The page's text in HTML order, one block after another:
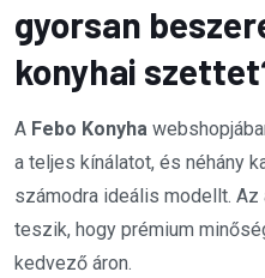
gyorsan
konyhai
A Febo Konyha
a teljes kínálatot, és néhány
számodra ideális modellt.
teszik, hogy prémium
kedvező áron.